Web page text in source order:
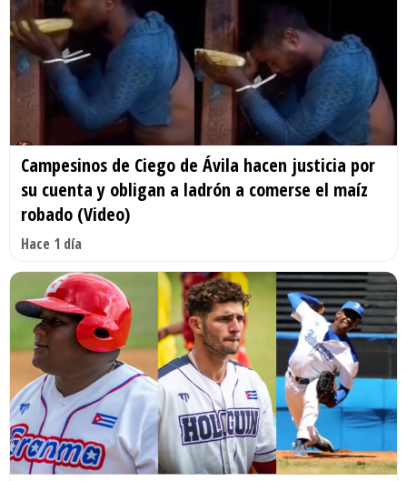
Campesinos de Ciego de Ávila hacen justicia por
su cuenta y obligan a ladrón a comerse el maíz
robado (Video)
Hace 1 día